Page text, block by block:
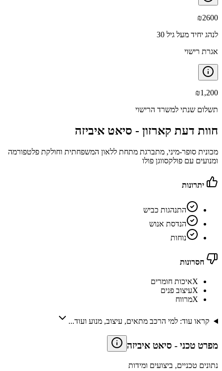
₪2600
לנהג יחיד מעל גיל 30
אגרת רישוי
₪1,200
תשלום שנתי למשרד הרישוי
חוות דעת קארזון - סיאט איביזה
מכונית סופר-מיני, מתברגת מתחת ללאון המשפחתית וחולקת פלטפורמה
ומנועים עם פולקסווגן פולו
יתרונות
התנהגות כביש
הנדסת אנוש
נוחות
חסרונות
Xאיכות חומרים
Xעיצוב פנים
Xמרווח
קראו עוד: למי הרכב מתאים, עיצוב, מנוע ועוד...
מפרט טכני - סיאט איביזה
נתונים טכניים, ביצועים ומידות